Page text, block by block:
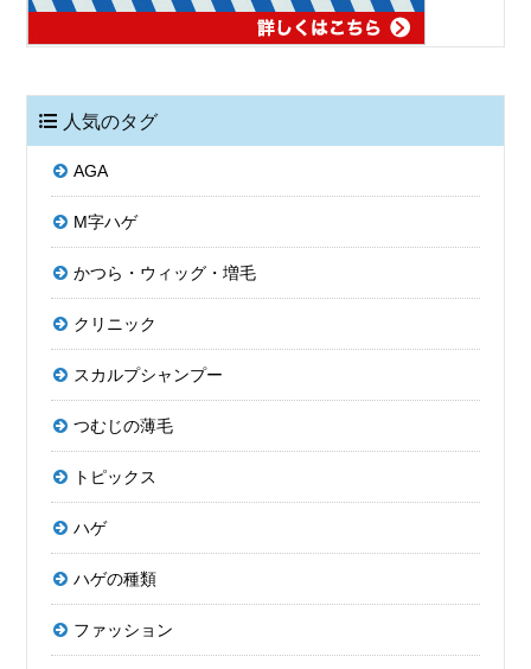
人気のタグ
AGA
M字ハゲ
かつら・ウィッグ・増毛
クリニック
スカルプシャンプー
つむじの薄毛
トピックス
ハゲ
ハゲの種類
ファッション